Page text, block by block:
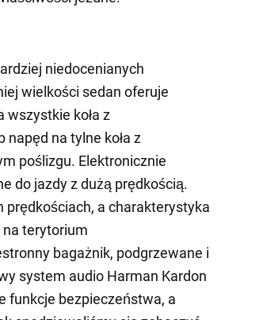
niedocenianych
wielkości sedan oferuje
wszystkie koła z
na tylne koła z
poślizgu. Elektronicznie
do jazdy z dużą prędkością.
prędkościach, a charakterystyka
terytorium
bagażnik, podgrzewane i
system audio Harman Kardon
funkcje bezpieczeństwa, a